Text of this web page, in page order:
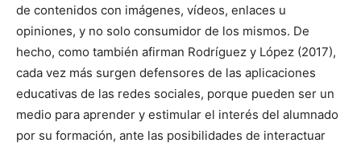
de contenidos con imágenes, vídeos, enlaces u
opiniones, y no solo consumidor de los mismos. De
hecho, como también afirman Rodríguez y López (2017),
cada vez más surgen defensores de las aplicaciones
educativas de las redes sociales, porque pueden ser un
medio para aprender y estimular el interés del alumnado
por su formación, ante las posibilidades de interactuar